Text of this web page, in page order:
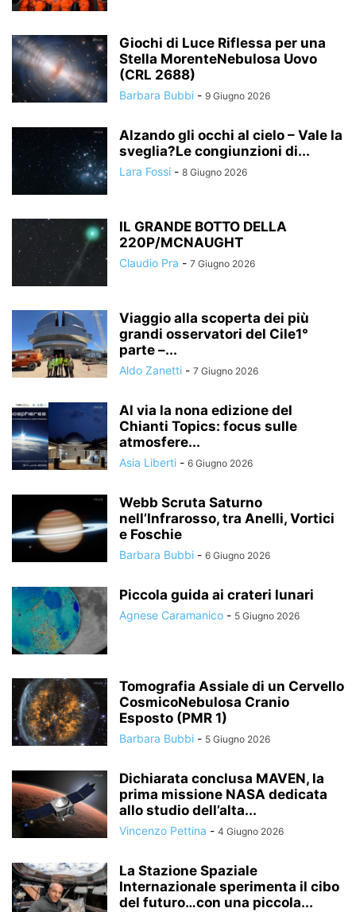
Giochi di Luce Riflessa per una
Stella MorenteNebulosa Uovo
(CRL 2688)
Barbara Bubbi - 9 Giugno 2026
Alzando gli occhi al cielo – Vale la
sveglia?Le congiunzioni di...
Lara Fossi - 8 Giugno 2026
IL GRANDE BOTTO DELLA
220P/MCNAUGHT
Claudio Pra - 7 Giugno 2026
Viaggio alla scoperta dei più
grandi osservatori del Cile1°
parte –...
Aldo Zanetti - 7 Giugno 2026
Al via la nona edizione del
Chianti Topics: focus sulle
atmosfere...
Asia Liberti - 6 Giugno 2026
Webb Scruta Saturno
nell’Infrarosso, tra Anelli, Vortici
e Foschie
Barbara Bubbi - 6 Giugno 2026
Piccola guida ai crateri lunari
Agnese Caramanico - 5 Giugno 2026
Tomografia Assiale di un Cervello
CosmicoNebulosa Cranio
Esposto (PMR 1)
Barbara Bubbi - 5 Giugno 2026
Dichiarata conclusa MAVEN, la
prima missione NASA dedicata
allo studio dell’alta...
Vincenzo Pettina - 4 Giugno 2026
La Stazione Spaziale
Internazionale sperimenta il cibo
del futuro…con una piccola...